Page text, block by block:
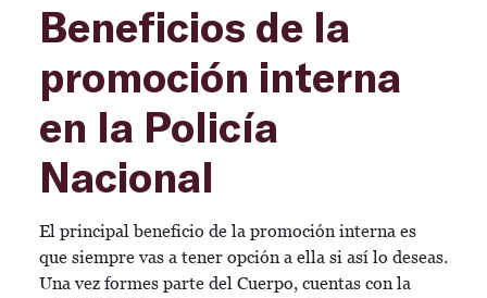
Beneficios de la
promoción interna
en la Policía
Nacional
El principal beneficio de la promoción interna es
que siempre vas a tener opción a ella si así lo deseas.
Una vez formes parte del Cuerpo, cuentas con la